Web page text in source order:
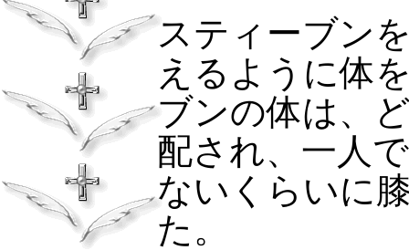
スティーブン
えるように体
ブンの体は、
配され、一人
ないくらいに
た。